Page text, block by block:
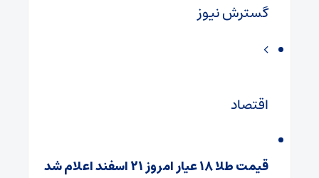
گسترش نیوز
اقتصاد
قیمت طلا ۱۸ عیار امروز ۲۱ اسفند اعلام شد